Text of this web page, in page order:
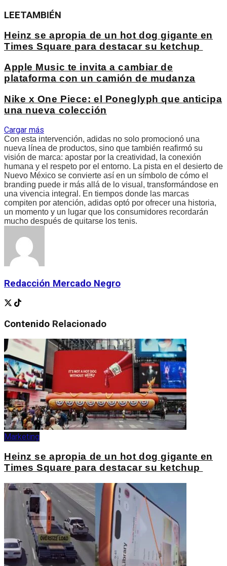
LEETAMBIÉN
Heinz se apropia de un hot dog gigante en
Times Square para destacar su ketchup
Apple Music te invita a cambiar de
plataforma con un camión de mudanza
Nike x One Piece: el Poneglyph que anticipa
una nueva colección
Cargar más
Con esta intervención, adidas no solo promocionó una
nueva línea de productos, sino que también reafirmó su
visión de marca: apostar por la creatividad, la conexión
humana y el respeto por el entorno. La pista en el desierto de
Nuevo México se convierte así en un símbolo de cómo el
branding puede ir más allá de lo visual, transformándose en
una vivencia integral. En tiempos donde las marcas
compiten por atención, adidas optó por ofrecer una historia,
un momento y un lugar que los consumidores recordarán
mucho después de quitarse los tenis.
Redacción Mercado Negro
Contenido Relacionado
Marketing
Heinz se apropia de un hot dog gigante en
Times Square para destacar su ketchup